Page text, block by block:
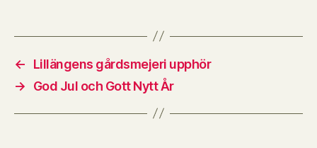
←
Lillängens gårdsmejeri upphör
→
God Jul och Gott Nytt År